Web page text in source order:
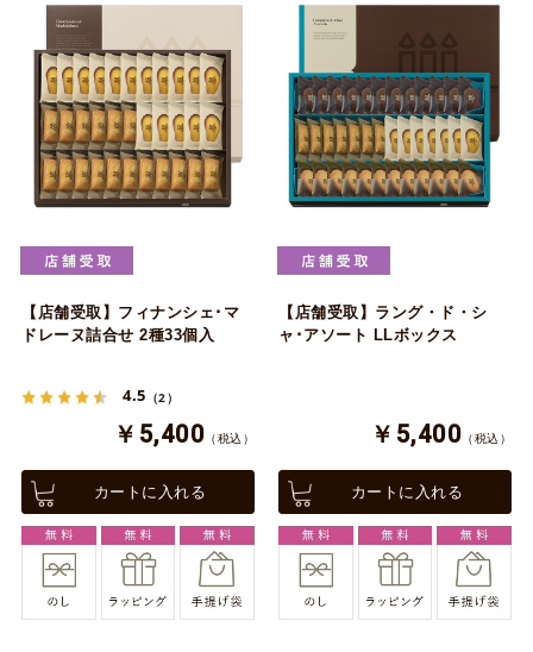
【店舗受取】フィナンシェ･マ
ドレーヌ詰合せ 2種33個入
4.5 （2）
￥5,400 （税込）
カートに入れる
【店舗受取】ラング・ド・シ
ャ･アソート LLボックス
￥5,400 （税込）
カートに入れる